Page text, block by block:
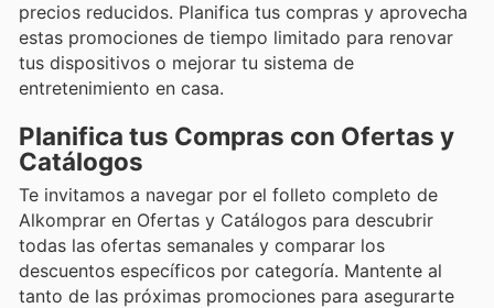
precios reducidos. Planifica tus compras y aprovecha
estas promociones de tiempo limitado para renovar
tus dispositivos o mejorar tu sistema de
entretenimiento en casa.
Planifica tus Compras con Ofertas y
Catálogos
Te invitamos a navegar por el folleto completo de
Alkomprar en Ofertas y Catálogos para descubrir
todas las ofertas semanales y comparar los
descuentos específicos por categoría. Mantente al
tanto de las próximas promociones para asegurarte